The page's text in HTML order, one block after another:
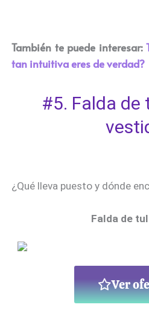
También te puede interesar:
tan intuitiva eres de verdad?​
#5. Falda de
¿Qué lleva puesto y dónde
Falda de
Ver